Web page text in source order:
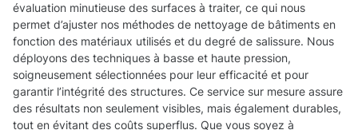
évaluation minutieuse des surfaces à traiter, ce qui nous
permet d’ajuster nos méthodes de nettoyage de bâtiments en
fonction des matériaux utilisés et du degré de salissure. Nous
déployons des techniques à basse et haute pression,
soigneusement sélectionnées pour leur efficacité et pour
garantir l’intégrité des structures. Ce service sur mesure assure
des résultats non seulement visibles, mais également durables,
tout en évitant des coûts superflus. Que vous soyez à